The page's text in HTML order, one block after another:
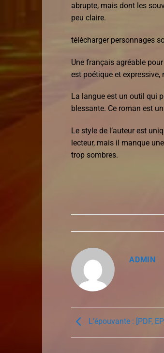
abrupte, mais dont les
peu claire.
télécharger personnages
Une français agréable
est poétique et
La langue est un outil qui
blessante. Ce roman est
Le style de l’auteur est
lecteur, mais il manque
trop sombres.
ADMIN
L’épouvante : [PDF,